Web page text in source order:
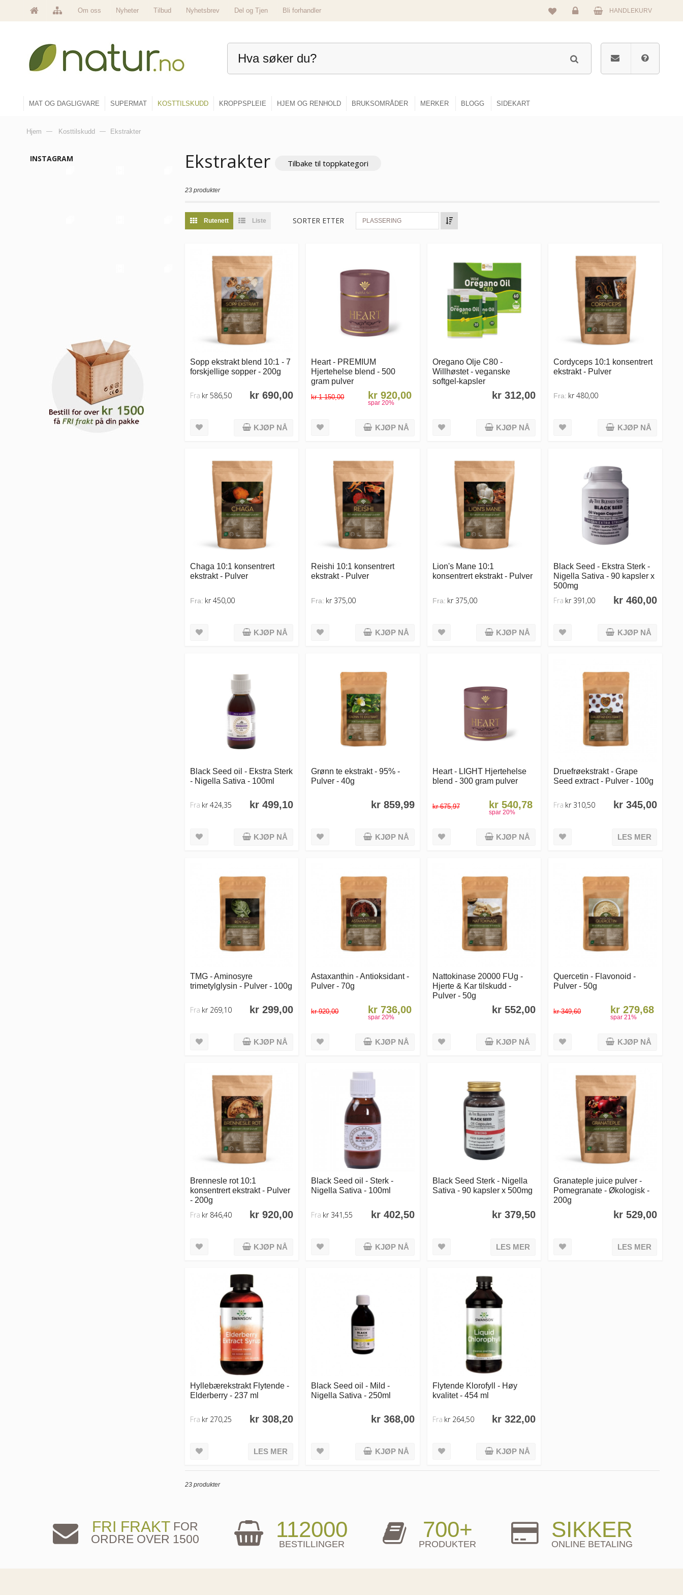
Om oss Nyheter Tilbud Nyhetsbrev Del og Tjen
Bli forhandler
Logg
HANDLEKURV
MAT OG DAGLIGVARE SUPERMAT KOSTTILSKUDD KROPPSPLEIE HJEM OG RENHOLD BRUKSOMRÅDER MERKER BLOGG SIDEKART
Hjem — Kosttilskudd — Ekstrakter
Ekstrakter Tilbake til toppkategori
23 produkter
Rutenett Liste SORTER ETTER PLASSERING
Sopp ekstrakt blend 10:1 - 7
forskjellige sopper - 200g
kr 690,00
Fra kr 586,50
KJØP NÅ
Heart - PREMIUM
Hjertehelse blend - 500
gram pulver
kr 1 150,00 kr 920,00
spar 20%
KJØP NÅ
Oregano Olje C80 -
Willhøstet - veganske
softgel-kapsler
kr 312,00
KJØP NÅ
Cordyceps 10:1 konsentrert
ekstrakt - Pulver
Fra: kr 480,00
KJØP NÅ
Chaga 10:1 konsentrert
ekstrakt - Pulver
Fra: kr 450,00
KJØP NÅ
Reishi 10:1 konsentrert
ekstrakt - Pulver
Fra: kr 375,00
KJØP NÅ
Lion's Mane 10:1
konsentrert ekstrakt - Pulver
Fra: kr 375,00
KJØP NÅ
Black Seed - Ekstra Sterk -
Nigella Sativa - 90 kapsler x
500mg
kr 460,00
Fra kr 391,00
KJØP NÅ
Black Seed oil - Ekstra Sterk
- Nigella Sativa - 100ml
kr 499,10
Fra kr 424,35
KJØP NÅ
Grønn te ekstrakt - 95% -
Pulver - 40g
kr 859,99
KJØP NÅ
Heart - LIGHT Hjertehelse
blend - 300 gram pulver
kr 675,97 kr 540,78
spar20%
KJØP NÅ
Druefrøekstrakt - Grape
Seed extract - Pulver - 100g
kr 345,00
Fra kr 310,50
LES MER
TMG - Aminosyre
trimetylglysin - Pulver - 100g
kr 299,00
Fra kr 269,10
KJØP NÅ
Astaxanthin - Antioksidant -
Pulver - 70g
kr 920,00 kr 736,00
spar 20%
KJØP NÅ
Nattokinase 20000 FUg -
Hjerte & Kar tilskudd -
Pulver - 50g
kr 552,00
KJØP NÅ
Quercetin - Flavonoid -
Pulver - 50g
kr 349,60 kr 279,68
spar 21%
KJØP NÅ
Brennesle rot 10:1
konsentrert ekstrakt - Pulver
- 200g
kr 920,00
Fra kr 846,40
KJØP NÅ
Black Seed oil - Sterk -
Nigella Sativa - 100ml
kr 402,50
Fra kr 341,55
KJØP NÅ
Black Seed Sterk - Nigella
Sativa - 90 kapsler x 500mg
kr 379,50
LES MER
Granateple juice pulver -
Pomegranate - Økologisk -
200g
kr 529,00
LES MER
Hyllebærekstrakt Flytende -
Elderberry - 237 ml
kr 308,20
Fra kr 270,25
LES MER
Black Seed oil - Mild -
Nigella Sativa - 250ml
kr 368,00
KJØP NÅ
Flytende Klorofyll - Høy
kvalitet - 454 ml
kr 322,00
Fra kr 264,50
KJØP NÅ
23 produkter
INSTAGRAM
FRI FRAKT FOR
ORDRE OVER 1500
112000
BESTILLINGER
700+
PRODUKTER
SIKKER
ONLINE BETALING